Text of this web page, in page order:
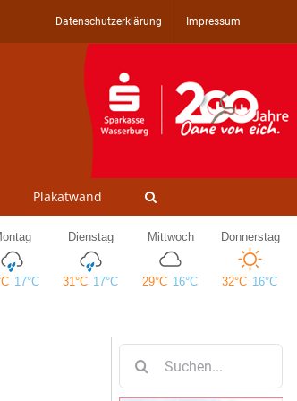
Datenschutzerklärung Impressum
Plakatwand
nach: